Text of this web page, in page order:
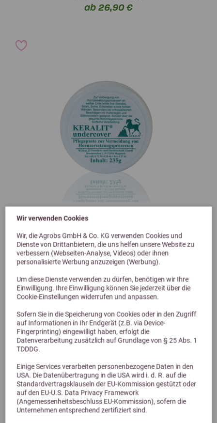
Wir verwenden Cookies
Wir, die Agrobs GmbH & Co. KG verwenden Cookies und
Dienste von Drittanbietern, die uns helfen unsere Website zu
verbessern (Webseiten-Analyse, Videos) oder ihnen
personalisierte Werbung anzuzeigen (Werbung).
Um diese Dienste verwenden zu dürfen, benötigen wir Ihre
Einwilligung. Ihre Einwilligung können Sie jederzeit über die
Cookie-Einstellungen widerrufen und anpassen.
Sofern Sie in die Speicherung von Cookies oder in den Zugriff
auf Informationen in Ihr Endgerät (z.B. via Device-
Fingerprinting) eingewilligt haben, erfolgt die
Datenverarbeitung zusätzlich auf Grundlage von § 25 Abs. 1
TDDDG.
Einige Services verarbeiten personenbezogene Daten in den
USA. Die Datenübertragung in die USA wird i. d. R. auf die
Standardvertragsklauseln der EU-Kommission gestützt oder
auf den EU-U.S. Data Privacy Framework
(Angemessenheitsbeschluss EU-Kommission), sofern die
Unternehmen entsprechend zertifiziert sind.
ab 26,90 €
Keralit Undercover
ab 23,40 €